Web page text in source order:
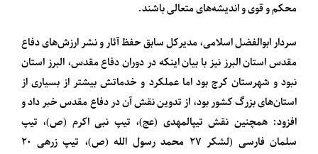
محکم و قوی و اندیشه‌های متعالی باشند.
سردار ابوالفضل اسلامی، مدیرکل سابق حفظ آثار و نشر ارزش‌های دفاع
مقدس استان البرز نیز با بیان اینکه در دوران دفاع مقدس، البرز استان
نبود و شهرستان کرج بود اما عملکرد و خدماتش بیشتر از بسیاری از
استان‌های بزرگ کشور بود، از تدوین نقش آن در دفاع مقدس خبر داد و
افزود: همچنین نقش تیپالمهدی (عج)، تیپ نبی اکرم (ص)، تیپ
سلمان فارسی (لشکر ۲۷ محمد رسول الله (ص)، تیپ زرهی ۲۰